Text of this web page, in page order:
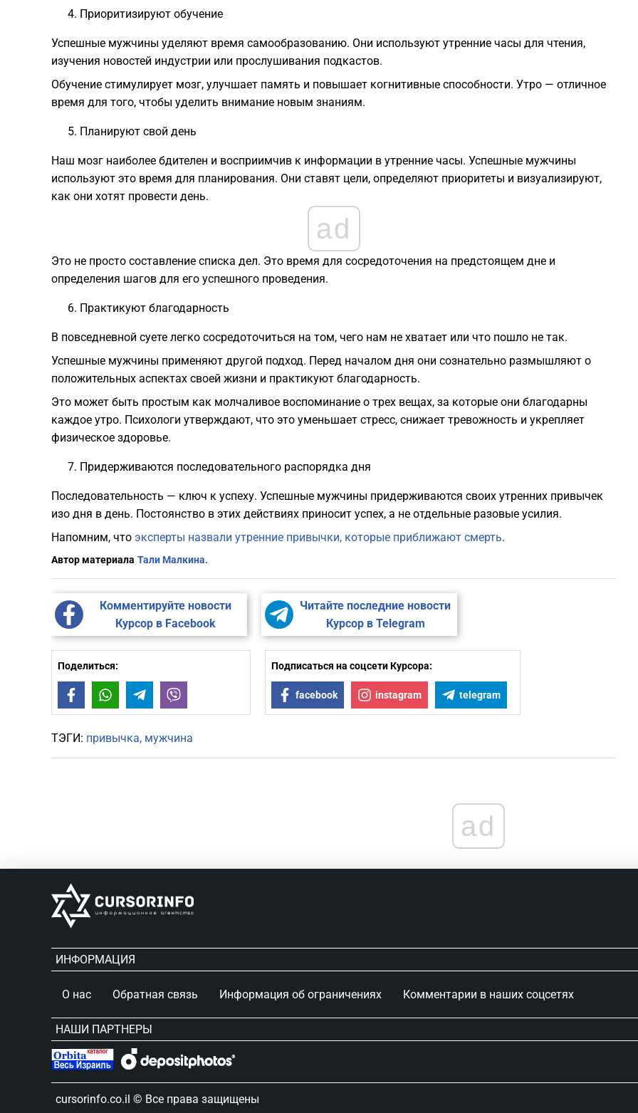
Приоритизируют обучение
Успешные мужчины уделяют время самообразованию. Они используют утренние часы для чтения,
изучения новостей индустрии или прослушивания подкастов.
Обучение стимулирует мозг, улучшает память и повышает когнитивные способности. Утро — отличное
время для того, чтобы уделить внимание новым знаниям.
Планируют свой день
Наш мозг наиболее бдителен и восприимчив к информации в утренние часы. Успешные мужчины
используют это время для планирования. Они ставят цели, определяют приоритеты и визуализируют,
как они хотят провести день.
ad
Это не просто составление списка дел. Это время для сосредоточения на предстоящем дне и
определения шагов для его успешного проведения.
Практикуют благодарность
В повседневной суете легко сосредоточиться на том, чего нам не хватает или что пошло не так.
Успешные мужчины применяют другой подход. Перед началом дня они сознательно размышляют о
положительных аспектах своей жизни и практикуют благодарность.
Это может быть простым как молчаливое воспоминание о трех вещах, за которые они благодарны
каждое утро. Психологи утверждают, что это уменьшает стресс, снижает тревожность и укрепляет
физическое здоровье.
Придерживаются последовательного распорядка дня
Последовательность — ключ к успеху. Успешные мужчины придерживаются своих утренних привычек
изо дня в день. Постоянство в этих действиях приносит успех, а не отдельные разовые усилия.
Напомним, что эксперты назвали утренние привычки, которые приближают смерть.
Автор материала Тали Малкина.
Комментируйте новости
Курсор в Facebook
Читайте последние новости
Курсор в Telegram
Поделиться:
FacebookWhatsAppTelegram
Подписаться на соцсети Курсора:
facebook instagram telegram
ТЭГИ: привычка мужчина
ad
ИНФОРМАЦИЯ
О нас Обратная связь Информация об ограничениях Комментарии в наших соцсетях
НАШИ ПАРТНЕРЫ
сursorinfo.co.il © Все права защищены